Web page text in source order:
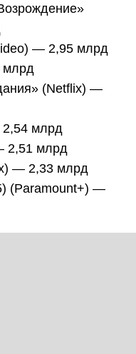
— 2,95 млрд
млрд
(Netflix) —
млрд
2,51 млрд
— 2,33 млрд
(Paramount+) —